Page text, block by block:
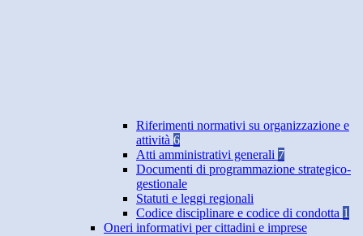
Riferimenti normativi su organizzazione e
attività 6
Atti amministrativi generali 7
Documenti di programmazione strategico-
gestionale
Statuti e leggi regionali
Codice disciplinare e codice di condotta 1
Oneri informativi per cittadini e imprese